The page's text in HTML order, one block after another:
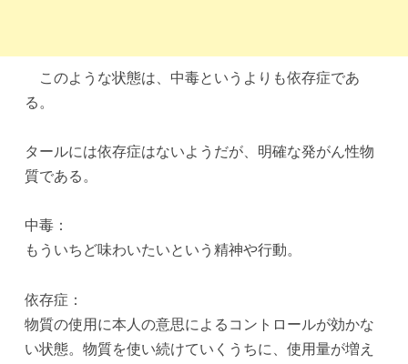
このような状態は、中毒というよりも依存症であ
る。
タールには依存症はないようだが、明確な発がん性物
質である。
中毒：
もういちど味わいたいという精神や行動。
依存症：
物質の使用に本人の意思によるコントロールが効かな
い状態。物質を使い続けていくうちに、使用量が増え